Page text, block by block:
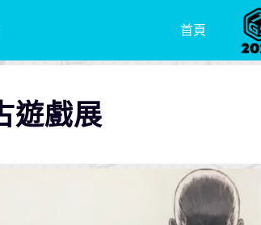
首頁
遊戲展